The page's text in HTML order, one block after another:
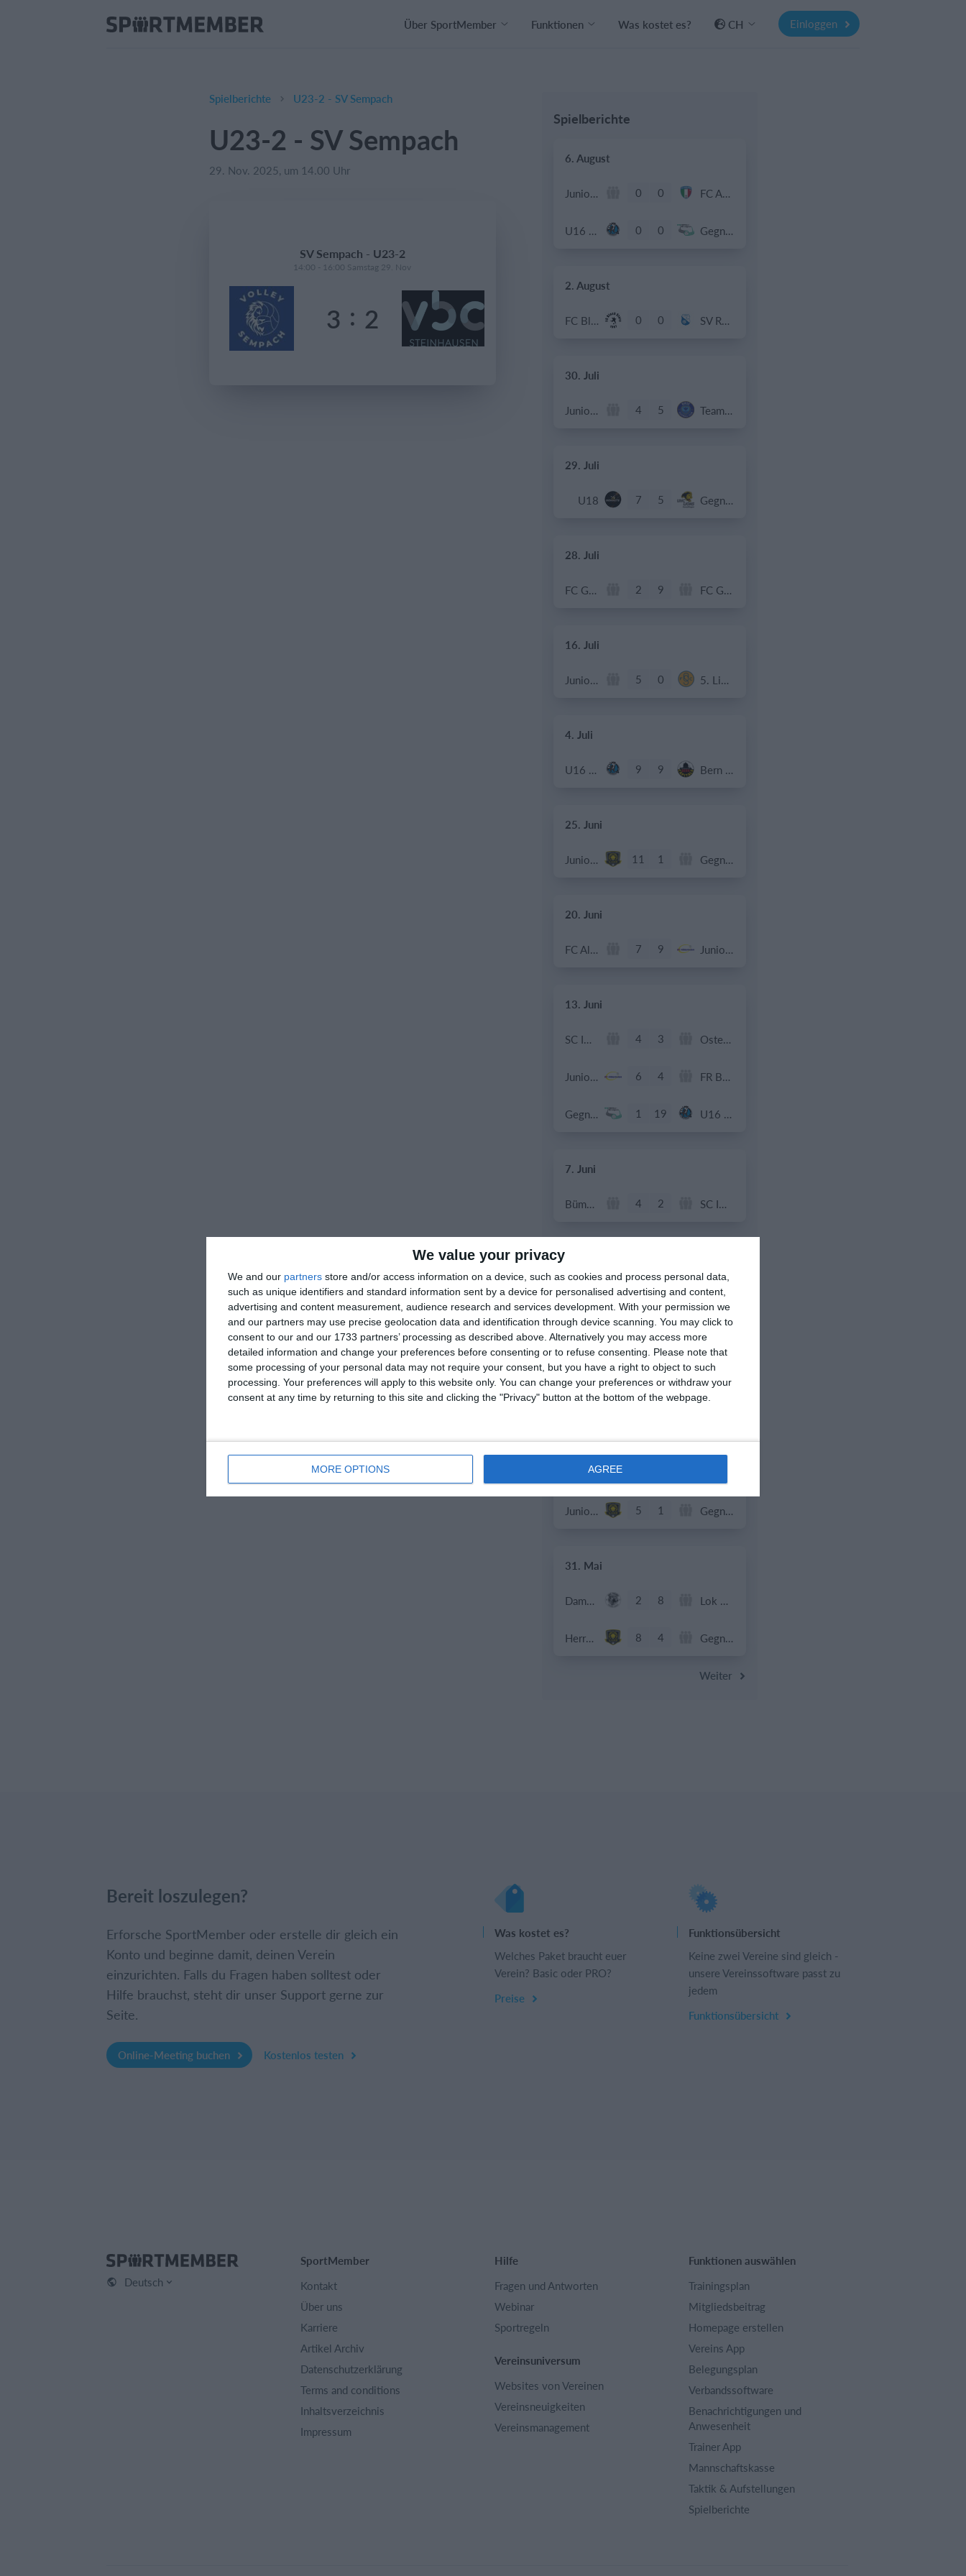
We value your privacy
We and our partners store and/or access information on a device, such as cookies and process personal data,
such as unique identifiers and standard information sent by a device for personalised advertising and content,
advertising and content measurement, audience research and services development. With your permission we
and our partners may use precise geolocation data and identification through device scanning. You may click to
consent to our and our 1733 partners’ processing as described above. Alternatively you may access more
detailed information and change your preferences before consenting or to refuse consenting.
Please note that
some processing of your personal data may not require your consent, but you have a right to object to such
processing. Your preferences will apply to this website only. You can change your preferences or withdraw your
consent at any time by returning to this site and clicking the "Privacy" button at the bottom of the webpage.
MORE OPTIONS AGREE
Über SportMember Funktionen Was kostet es? CH Einloggen
Spielberichte U23-2 - SV Sempach
U23-2 - SV Sempach
29. Nov. 2025, um 14.00 Uhr
SV Sempach - U23-2
14:00 - 16:00 Samstag 29. Nov
3 : 2
Spielberichte
6. August
Junioren B 0 0 FC Azzurri Bienne
U16 - 2026/27 0 0 Gegner
2. August
FC Black Stars B2 26/27 0 0 SV Rust
30. Juli
Junioren B 4 5 Team Grand Chasseral (Birse Football Club) a (Jun.B P)
29. Juli
U18 7 5 Gegner
28. Juli
FC Gams 2 2 9 FC Gams 1
16. Juli
Junioren B 5 0 5. Liga Orsa
4. Juli
U16 - 2026/27 9 9 Bern Captials U16C
25. Juni
Junioren U21 11 1 Gegner
20. Juni
FC Altstetten D9a 7 9 Junioren D9/b
13. Juni
SC Ittigen Da 4 3 Ostermundigen
Junioren D9/b 6 4 FR BLACK Db
Gegner 1 19 U16 - 2026/27
7. Juni
Bümpliz 4 2 SC Ittigen Da
6. Juni
Gegner 2 1
Lionem Da 3 5 Junioren D9/b
5. Juni
2. Juni
Junioren U21 5 1 Gegner
31. Mai
Damen I / 2.Liga GF 2 8 Lok Reinach
Herren 1 8 4 Gegner
Weiter
Bereit loszulegen?
Erforsche SportMember oder erstelle dir gleich ein
Konto und beginne damit, deinen Verein
einzurichten. Falls du Fragen haben solltest oder
Hilfe brauchst, steht dir unser Support gerne zur
Seite.
Online-Meeting buchen Kostenlos testen
Was kostet es?
Welches Paket braucht euer
Verein? Basic oder PRO?
Preise
Funktionsübersicht
Keine zwei Vereine sind gleich -
unsere Vereinssoftware passt zu
jedem
Funktionsübersicht
Deutsch
SportMember
Kontakt
Über uns
Karriere
Artikel Archiv
Datenschutzerklärung
Terms and conditions
Inhaltsverzeichnis
Impressum
Hilfe
Fragen und Antworten
Webinar
Sportregeln
Vereinsuniversum
Websites von Vereinen
Vereinsneuigkeiten
Vereinsmanagement
Funktionen auswählen
Trainingsplan
Mitgliedsbeitrag
Homepage erstellen
Vereins App
Belegungsplan
Verbandssoftware
Benachrichtigungen und
Anwesenheit
Trainer App
Mannschaftskasse
Taktik & Aufstellungen
Spielberichte